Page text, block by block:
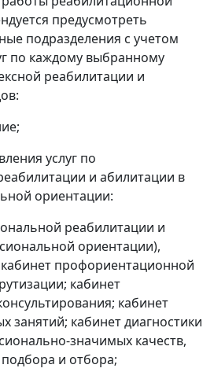
предусмотреть
подразделения с учетом
по каждому выбранному
реабилитации и
услуг по
и абилитации в
ориентации:
реабилитации и
ориентации),
профориентационной
кабинет
кабинет
занятий; кабинет диагностики
значимых качеств,
и отбора;